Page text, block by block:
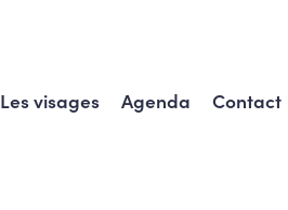
Les visages Agenda Contact